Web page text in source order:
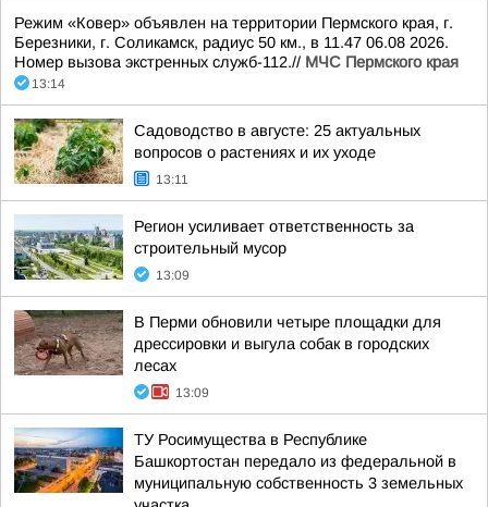
Режим «Ковер» объявлен на территории Пермского края, г.
Березники, г. Соликамск, радиус 50 км., в 11.47 06.08 2026.
Номер вызова экстренных служб-112.// МЧС Пермского края
13:14
Садоводство в августе: 25 актуальных
вопросов о растениях и их уходе
13:11
Регион усиливает ответственность за
строительный мусор
13:09
В Перми обновили четыре площадки для
дрессировки и выгула собак в городских
лесах
13:09
ТУ Росимущества в Республике
Башкортостан передало из федеральной в
муниципальную собственность 3 земельных